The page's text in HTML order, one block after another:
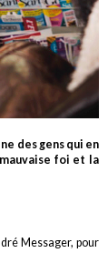
des gens qui en
foi et la
Messager, pour